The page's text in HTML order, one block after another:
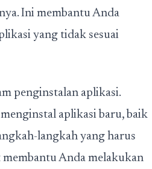
Ini membantu Anda
yang tidak sesuai
penginstalan aplikasi.
aplikasi baru, baik
langkah yang harus
membantu Anda melakukan